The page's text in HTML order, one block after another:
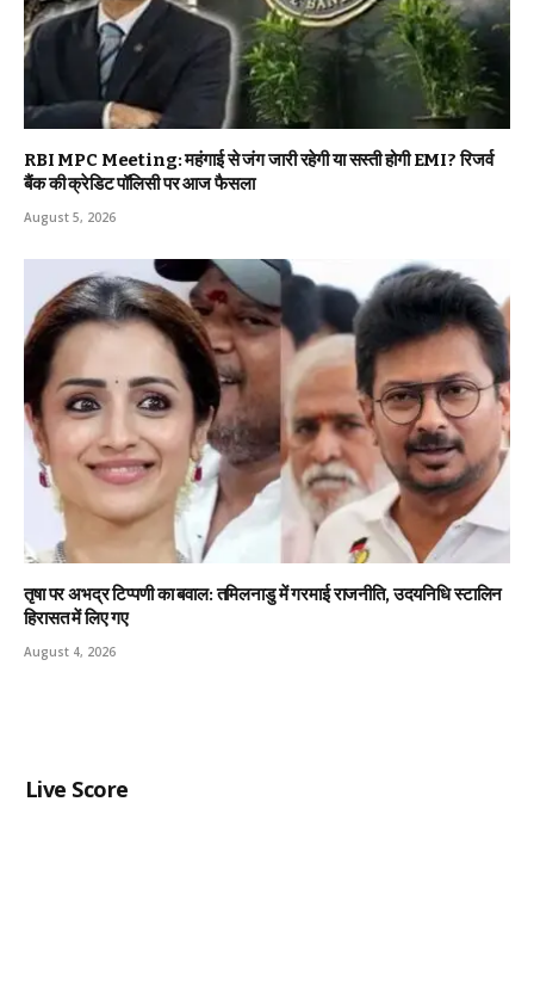
RBI MPC Meeting: महंगाई से जंग जारी रहेगी या सस्ती होगी EMI? रिजर्व
बैंक की क्रेडिट पॉलिसी पर आज फैसला
August 5, 2026
तृषा पर अभद्र टिप्पणी का बवाल: तमिलनाडु में गरमाई राजनीति, उदयनिधि स्टालिन
हिरासत में लिए गए
August 4, 2026
Live Score